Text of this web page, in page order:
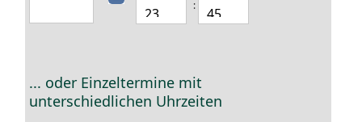
:
... oder Einzeltermine mit
unterschiedlichen Uhrzeiten